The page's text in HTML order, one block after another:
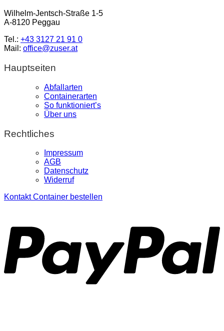
Wilhelm-Jentsch-Straße 1-5
A-8120 Peggau
Tel.: +43 3127 21 91 0
Mail: office@zuser.at
Hauptseiten
Abfallarten
Containerarten
So funktioniert’s
Über uns
Rechtliches
Impressum
AGB
Datenschutz
Widerruf
Kontakt Container bestellen